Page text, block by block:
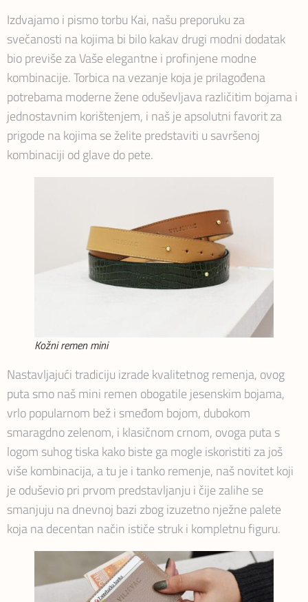
Izdvajamo i pismo torbu Kai, našu preporuku za
svečanosti na kojima bi bilo kakav drugi modni dodatak
bio previše za Vaše elegantne i profinjene modne
kombinacije. Torbica na vezanje koja je prilagođena
potrebama moderne žene oduševljava različitim bojama i
jednostavnim korištenjem, i naš je apsolutni favorit za
prigode na kojima se želite predstaviti u savršenoj
kombinaciji od glave do pete.
Kožni remen mini
Nastavljajući tradiciju izrade kvalitetnog remenja, ovog
puta smo naš mini remen obogatile jesenskim bojama,
vrlo popularnom bež i smeđom bojom, dubokom
smaragdno zelenom, i klasičnom crnom, ovoga puta s
logom suhog tiska kako biste ga mogle iskoristiti za još
više kombinacija, a tu je i tanko remenje, naš novitet koji
je oduševio pri prvom predstavljanju i čije zalihe se
smanjuju na dnevnoj bazi zbog izuzetno nježne palete
koja na decentan način ističe struk i kompletnu figuru.